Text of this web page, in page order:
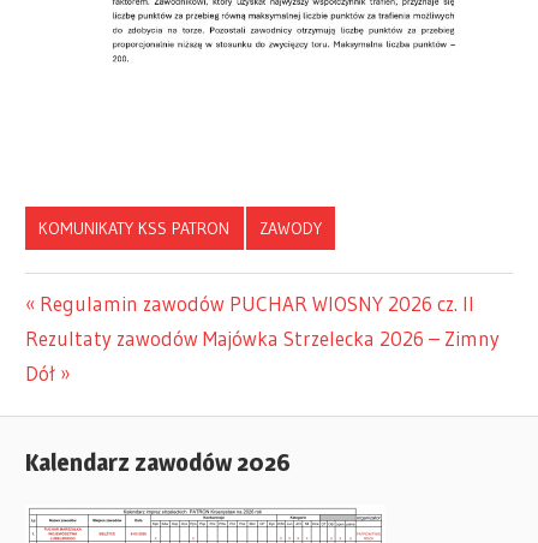
KOMUNIKATY KSS PATRON ZAWODY
Nawigacja
wpisu
Previous
Post:
Regulamin zawodów PUCHAR WIOSNY 2026 cz. II
Next
Post:
Rezultaty zawodów Majówka Strzelecka 2026 – Zimny
Dół
Kalendarz zawodów 2026